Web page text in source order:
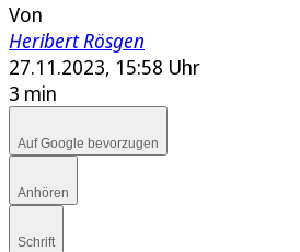
Von
Heribert Rösgen
27.11.2023, 15:58 Uhr
3 min
Auf Google bevorzugen
Anhören
Schrift